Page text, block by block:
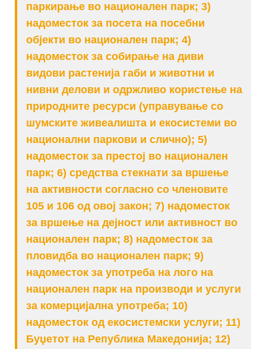
паркирање во национален парк; 3)
надоместок за посета на посебни
објекти во национален парк; 4)
надоместок за собирање на диви
видови растенија габи и животни и
нивни делови и одржливо користење на
природните ресурси (управување со
шумските живеалишта и екосистеми во
национални паркови и слично); 5)
надоместок за престој во национален
парк; 6) средства стекнати за вршење
на активности согласно со членовите
105 и 106 од овој закон; 7) надоместок
за вршење на дејност или активност во
национален парк; 8) надоместок за
пловидба во национален парк; 9)
надоместок за употреба на лого на
национален парк на производи и услуги
за комерцијална употреба; 10)
надоместок од екосистемски услуги; 11)
Буџетот на Република Македонија; 12)